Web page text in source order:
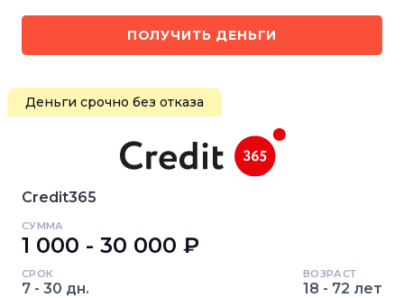
ПОЛУЧИТЬ ДЕНЬГИ
Деньги срочно без отказа
Credit365
СУММА
1 000 - 30 000 ₽
СРОК
7 - 30 дн.
ВОЗРАСТ
18 - 72 лет